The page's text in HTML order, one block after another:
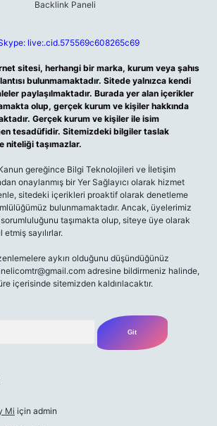
live:.cid.575569c608265c69
sitesi, herhangi bir marka, kurum veya şahıs
bulunmamaktadır. Sitede yalnızca kendi
paylaşılmaktadır. Burada yer alan içerikler
olup, gerçek kurum ve kişiler hakkında
Gerçek kurum ve kişiler ile isim
tesadüfidir. Sitemizdeki bilgiler taslak
niteliği taşımazlar.
gereğince Bilgi Teknolojileri ve İletişim
onaylanmış bir Yer Sağlayıcı olarak hizmet
sitedeki içerikleri proaktif olarak denetleme
bulunmamaktadır. Ancak, üyelerimiz
taşımakta olup, siteye üye olarak
sayılırlar.
aykırı olduğunu düşündüğünüz
adresine bildirmeniz halinde,
içerisinde sitemizden kaldırılacaktır.
Mi için admin